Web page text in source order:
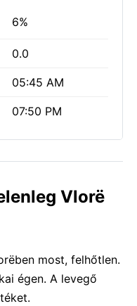
6%
0.0
05:45 AM
07:50 PM
Vlorë
most, felhőtlen.
égen. A levegő